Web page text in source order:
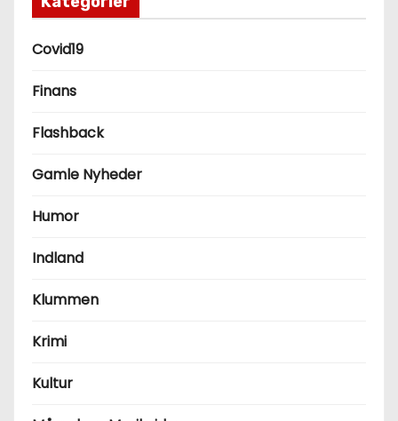
Covid19
Finans
Flashback
Gamle Nyheder
Humor
Indland
Klummen
Krimi
Kultur